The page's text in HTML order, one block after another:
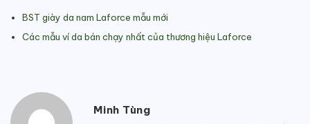
BST giày da nam Laforce mẫu mới
Các mẫu ví da bán chạy nhất của thương hiệu Laforce
Minh Tùng